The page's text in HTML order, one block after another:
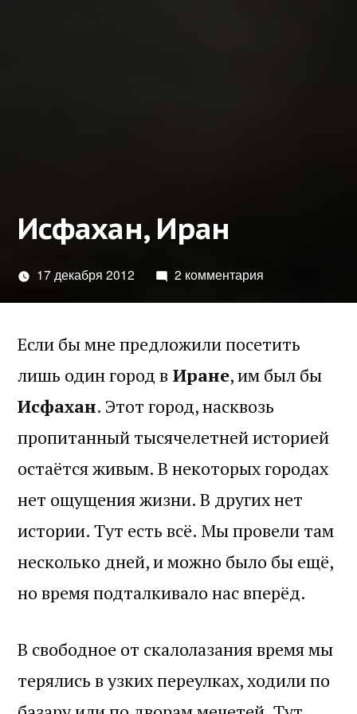
Исфахан, Иран
17 декабря 2012 2 комментария
Если бы мне предложили посетить
лишь один город в Иране, им был бы
Исфахан. Этот город, насквозь
пропитанный тысячелетней историей
остаётся живым. В некоторых городах
нет ощущения жизни. В других нет
истории. Тут есть всё. Мы провели там
несколько дней, и можно было бы ещё,
но время подталкивало нас вперёд.
В свободное от скалолазания время мы
терялись в узких переулках, ходили по